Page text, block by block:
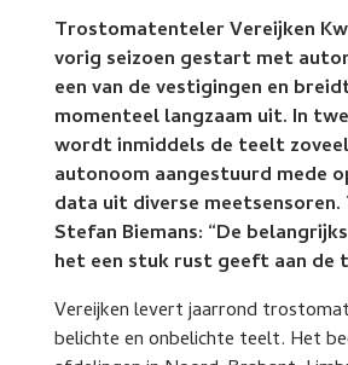
Trostomatenteler Vereijken
vorig seizoen gestart met
een van de vestigingen en
momenteel langzaam uit. In
wordt inmiddels de teelt
autonoom aangestuurd mede
data uit diverse
Stefan Biemans: “De
het een stuk rust geeft aan de
Vereijken levert jaarrond
belichte en onbelichte teelt. Het